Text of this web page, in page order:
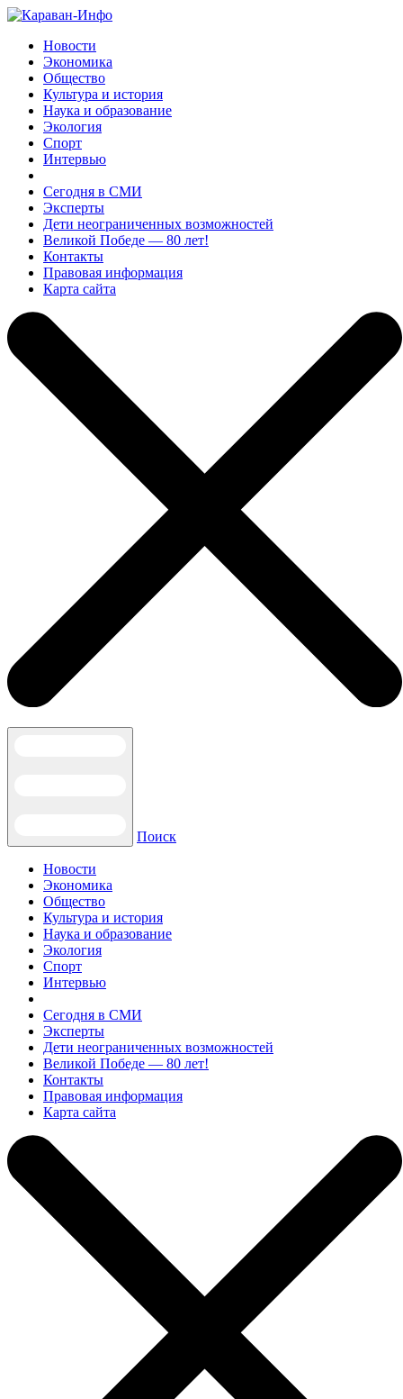
Новости
Экономика
Общество
Культура и история
Наука и образование
Экология
Спорт
Интервью
Сегодня в СМИ
Эксперты
Дети неограниченных возможностей
Великой Победе — 80 лет!
Контакты
Правовая информация
Карта сайта
Поиск
Новости
Экономика
Общество
Культура и история
Наука и образование
Экология
Спорт
Интервью
Сегодня в СМИ
Эксперты
Дети неограниченных возможностей
Великой Победе — 80 лет!
Контакты
Правовая информация
Карта сайта